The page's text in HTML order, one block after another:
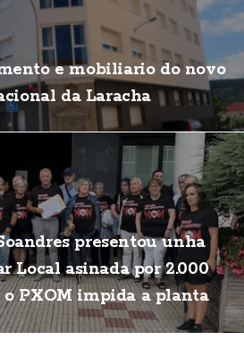
e mobiliario do novo
da Laracha
presentou unha
Local asinada por 2.000
o PXOM impida a planta